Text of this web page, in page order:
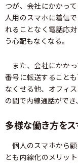
つが、会社にかかっ
人用のスマホに着信
れることなく電話応
う心配もなくなる。
また、会社にかか
番号に転送すること
なくせる他、オフィ
の間で内線通話ができ
多様な働き方を
個人のスマホから
とも内線化のメリッ